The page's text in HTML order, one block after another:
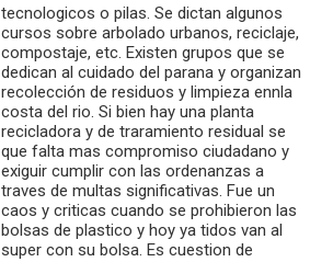
tecnologicos o pilas. Se dictan algunos
cursos sobre arbolado urbanos, reciclaje,
compostaje, etc. Existen grupos que se
dedican al cuidado del parana y organizan
recolección de residuos y limpieza ennla
costa del rio. Si bien hay una planta
recicladora y de traramiento residual se
que falta mas compromiso ciudadano y
exiguir cumplir con las ordenanzas a
traves de multas significativas. Fue un
caos y criticas cuando se prohibieron las
bolsas de plastico y hoy ya tidos van al
super con su bolsa. Es cuestion de